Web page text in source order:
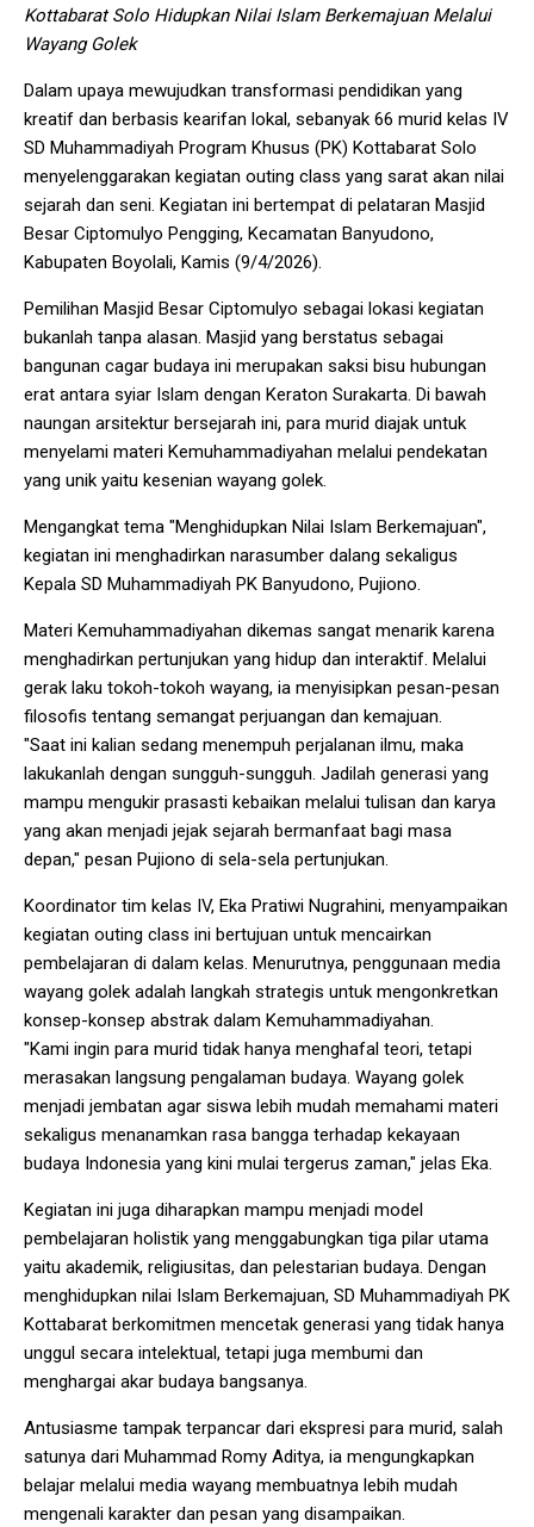
Kottabarat Solo Hidupkan Nilai Islam Berkemajuan Melalui
Wayang Golek
Dalam upaya mewujudkan transformasi pendidikan yang
kreatif dan berbasis kearifan lokal, sebanyak 66 murid kelas IV
SD Muhammadiyah Program Khusus (PK) Kottabarat Solo
menyelenggarakan kegiatan outing class yang sarat akan nilai
sejarah dan seni. Kegiatan ini bertempat di pelataran Masjid
Besar Ciptomulyo Pengging, Kecamatan Banyudono,
Kabupaten Boyolali, Kamis (9/4/2026).
Pemilihan Masjid Besar Ciptomulyo sebagai lokasi kegiatan
bukanlah tanpa alasan. Masjid yang berstatus sebagai
bangunan cagar budaya ini merupakan saksi bisu hubungan
erat antara syiar Islam dengan Keraton Surakarta. Di bawah
naungan arsitektur bersejarah ini, para murid diajak untuk
menyelami materi Kemuhammadiyahan melalui pendekatan
yang unik yaitu kesenian wayang golek.
Mengangkat tema "Menghidupkan Nilai Islam Berkemajuan",
kegiatan ini menghadirkan narasumber dalang sekaligus
Kepala SD Muhammadiyah PK Banyudono, Pujiono.
Materi Kemuhammadiyahan dikemas sangat menarik karena
menghadirkan pertunjukan yang hidup dan interaktif. Melalui
gerak laku tokoh-tokoh wayang, ia menyisipkan pesan-pesan
filosofis tentang semangat perjuangan dan kemajuan.
"Saat ini kalian sedang menempuh perjalanan ilmu, maka
lakukanlah dengan sungguh-sungguh. Jadilah generasi yang
mampu mengukir prasasti kebaikan melalui tulisan dan karya
yang akan menjadi jejak sejarah bermanfaat bagi masa
depan," pesan Pujiono di sela-sela pertunjukan.
Koordinator tim kelas IV, Eka Pratiwi Nugrahini, menyampaikan
kegiatan outing class ini bertujuan untuk mencairkan
pembelajaran di dalam kelas. Menurutnya, penggunaan media
wayang golek adalah langkah strategis untuk mengonkretkan
konsep-konsep abstrak dalam Kemuhammadiyahan.
"Kami ingin para murid tidak hanya menghafal teori, tetapi
merasakan langsung pengalaman budaya. Wayang golek
menjadi jembatan agar siswa lebih mudah memahami materi
sekaligus menanamkan rasa bangga terhadap kekayaan
budaya Indonesia yang kini mulai tergerus zaman," jelas Eka.
Kegiatan ini juga diharapkan mampu menjadi model
pembelajaran holistik yang menggabungkan tiga pilar utama
yaitu akademik, religiusitas, dan pelestarian budaya. Dengan
menghidupkan nilai Islam Berkemajuan, SD Muhammadiyah PK
Kottabarat berkomitmen mencetak generasi yang tidak hanya
unggul secara intelektual, tetapi juga membumi dan
menghargai akar budaya bangsanya.
Antusiasme tampak terpancar dari ekspresi para murid, salah
satunya dari Muhammad Romy Aditya, ia mengungkapkan
belajar melalui media wayang membuatnya lebih mudah
mengenali karakter dan pesan yang disampaikan.